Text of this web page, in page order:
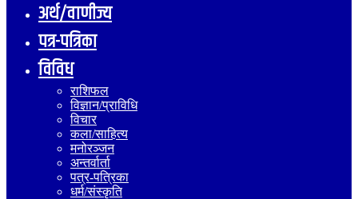
अर्थ/वाणीज्य
पत्र-पत्रिका
विविध
राशिफल
विज्ञान/प्राविधि
विचार
कला/साहित्य
मनोरञ्जन
अन्तर्वार्ता
पत्र-पत्रिका
धर्म/संस्कृति